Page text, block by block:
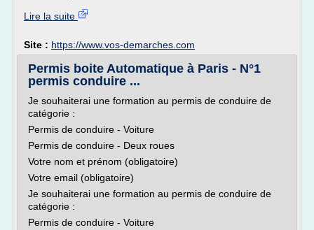
Lire la suite
Site : https://www.vos-demarches.com
Permis boite Automatique à Paris - N°1
permis conduire ...
Je souhaiterai une formation au permis de conduire de
catégorie :
Permis de conduire - Voiture
Permis de conduire - Deux roues
Votre nom et prénom (obligatoire)
Votre email (obligatoire)
Je souhaiterai une formation au permis de conduire de
catégorie :
Permis de conduire - Voiture